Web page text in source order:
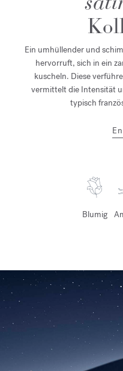
Ein umhüllender und
hervorruft, sich in ein
kuscheln. Diese
vermittelt die Intensität
typisch
Blumig